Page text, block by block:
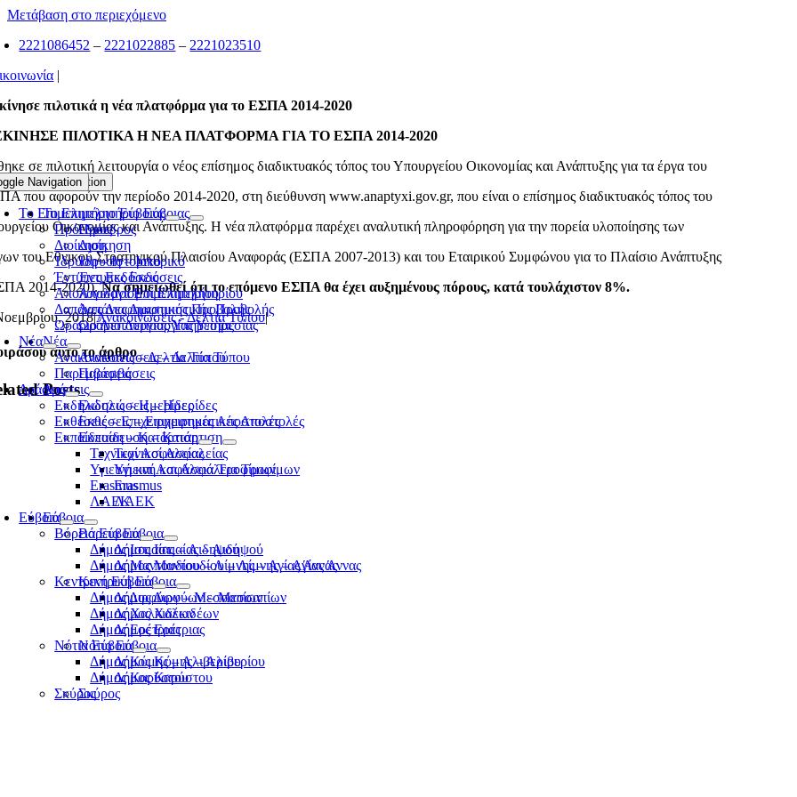
Μετάβαση στο περιεχόμενο
2221086452 – 2221022885 – 2221023510
|
Toggle Navigation
Το Επιμελητήριο Εύβοιας
Πρόεδρος
Διοίκηση
Ίδρυση – Ιστορικό
Έντυπες Εκδόσεις
Απολογισμοί Επιμελητηρίου
Δαπάνες Διαφημιστικής Προβολής
Ωράριο Λειτουργίας Υπηρεσίας
Νέα
Ανακοινώσεις – Δελτία Τύπου
Παρεμβάσεις
Δράσεις
Εκδηλώσεις – Ημερίδες
Εκθέσεις – Επιχειρηματικές Αποστολές
Εκπαίδευση – Κατάρτιση
Τεχνικοί Ασφαλείας
Υγιεινή και Ασφάλεια Τροφίμων
Erasmus
ΛΑΕΚ
Εύβοια
Βόρεια Εύβοια
Δήμος Ιστιαίας – Αιδηψού
Δήμος Μαντουδίου – Λίμνης – Αγίας Άννας
Κεντρική Εύβοια
Δήμος Διρφύων – Μεσσαπίων
Δήμος Χαλκιδέων
Δήμος Ερέτριας
Νότια Εύβοια
Δήμος Κύμης – Αλιβερίου
Δήμος Καρύστου
Σκύρος
Navigation
Το Επιμελητήριο Εύβοιας
Πρόεδρος
Διοίκηση
Ίδρυση – Ιστορικό
Έντυπες Εκδόσεις
Απολογισμοί Επιμελητηρίου
Δαπάνες Διαφημιστικής Προβολής
Ωράριο Λειτουργίας Υπηρεσίας
Νέα
Ανακοινώσεις – Δελτία Τύπου
Παρεμβάσεις
Δράσεις
Εκδηλώσεις – Ημερίδες
Εκθέσεις – Επιχειρηματικές Αποστολές
Εκπαίδευση – Κατάρτιση
Τεχνικοί Ασφαλείας
Υγιεινή και Ασφάλεια Τροφίμων
Erasmus
ΛΑΕΚ
Εύβοια
Βόρεια Εύβοια
Δήμος Ιστιαίας – Αιδηψού
Δήμος Μαντουδίου – Λίμνης – Αγίας Άννας
Κεντρική Εύβοια
Δήμος Διρφύων – Μεσσαπίων
Δήμος Χαλκιδέων
Δήμος Ερέτριας
Νότια Εύβοια
Δήμος Κύμης – Αλιβερίου
Δήμος Καρύστου
Σκύρος
πιλοτικά η νέα πλατφόρμα για το ΕΣΠΑ 2014-2020
ΠΙΛΟΤΙΚΑ Η ΝΕΑ ΠΛΑΤΦΟΡΜΑ ΓΙΑ ΤΟ ΕΣΠΑ 2014-2020
σε πιλοτική λειτουργία ο νέος επίσημος διαδικτυακός τόπος του Υπουργείου Οικονομίας και Ανάπτυξης για τα έργα του
που αφορούν την περίοδο 2014-2020, στη διεύθυνση www.anaptyxi.gov.gr, που είναι ο επίσημος διαδικτυακός τόπος του
Οικονομίας και Ανάπτυξης. Η νέα πλατφόρμα παρέχει αναλυτική πληροφόρηση για την πορεία υλοποίησης των
του Εθνικού Στρατηγικού Πλαισίου Αναφοράς (ΕΣΠΑ 2007-2013) και του Εταιρικού Συμφώνου για το Πλαίσιο Ανάπτυξης
2014-2020).Να σημειωθεί ότι το επόμενο ΕΣΠΑ θα έχει αυξημένους πόρους, κατά τουλάχιστον 8%.
2018|Ανακοινώσεις - Δελτία Τύπου|
αυτό το άρθρο
Posts